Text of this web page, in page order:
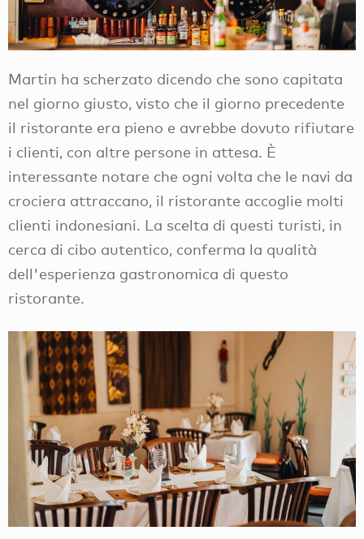
Martin ha scherzato dicendo che sono capitata
nel giorno giusto, visto che il giorno precedente
il ristorante era pieno e avrebbe dovuto rifiutare
i clienti, con altre persone in attesa. È
interessante notare che ogni volta che le navi da
crociera attraccano, il ristorante accoglie molti
clienti indonesiani. La scelta di questi turisti, in
cerca di cibo autentico, conferma la qualità
dell'esperienza gastronomica di questo
ristorante.